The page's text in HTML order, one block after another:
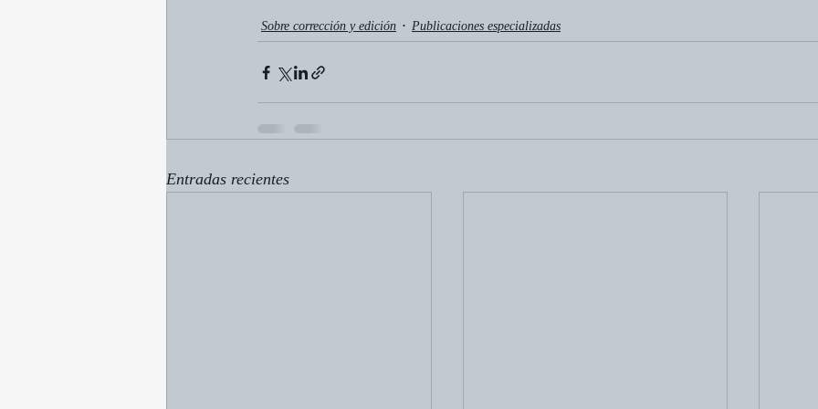
Sobre corrección y edición Publicaciones especializadas
Entradas recientes